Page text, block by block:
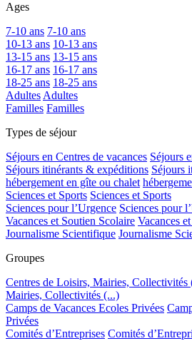
Ages
7-10 ans 7-10 ans
10-13 ans 10-13 ans
13-15 ans 13-15 ans
16-17 ans 16-17 ans
18-25 ans 18-25 ans
AdultesAdultes
Familles Familles
Types de séjour
Séjours en Centres de vacances Séjours
Séjours itinérants & expéditions Séjours
hébergement en gîte ou chalet
Sciences et Sports Sciences et Sports
Sciences pour l’Urgence Sciences pour
Vacances et Soutien Scolaire Vacances
Journalisme Scientifique Journalisme
Groupes
Centres de Loisirs, Mairies, Collectivités
Mairies, Collectivités (...)
Camps de Vacances Ecoles Privées
Privées
Comités d’Entreprises Comités